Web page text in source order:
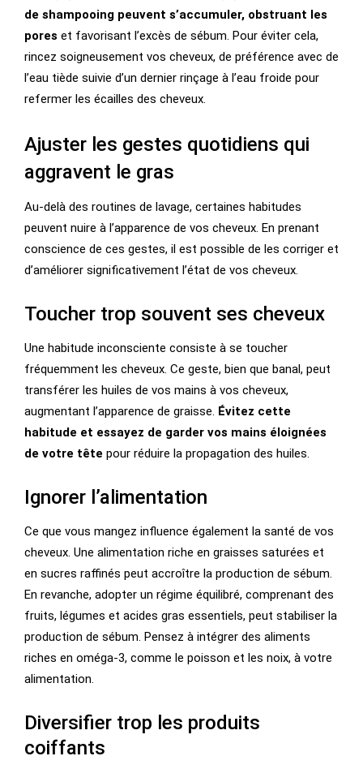
de shampooing peuvent s’accumuler, obstruant les
pores et favorisant l’excès de sébum. Pour éviter cela,
rincez soigneusement vos cheveux, de préférence avec de
l’eau tiède suivie d’un dernier rinçage à l’eau froide pour
refermer les écailles des cheveux.
Ajuster les gestes quotidiens qui
aggravent le gras
Au-delà des routines de lavage, certaines habitudes
peuvent nuire à l’apparence de vos cheveux. En prenant
conscience de ces gestes, il est possible de les corriger et
d’améliorer significativement l’état de vos cheveux.
Toucher trop souvent ses cheveux
Une habitude inconsciente consiste à se toucher
fréquemment les cheveux. Ce geste, bien que banal, peut
transférer les huiles de vos mains à vos cheveux,
augmentant l’apparence de graisse. Évitez cette
habitude et essayez de garder vos mains éloignées
de votre tête pour réduire la propagation des huiles.
Ignorer l’alimentation
Ce que vous mangez influence également la santé de vos
cheveux. Une alimentation riche en graisses saturées et
en sucres raffinés peut accroître la production de sébum.
En revanche, adopter un régime équilibré, comprenant des
fruits, légumes et acides gras essentiels, peut stabiliser la
production de sébum. Pensez à intégrer des aliments
riches en oméga-3, comme le poisson et les noix, à votre
alimentation.
Diversifier trop les produits
coiffants